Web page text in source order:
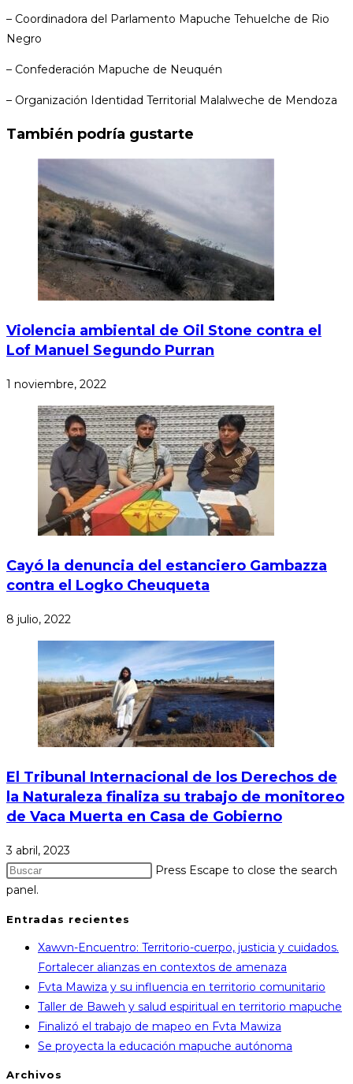
– Coordinadora del Parlamento Mapuche Tehuelche de Rio
Negro
– Confederación Mapuche de Neuquén
– Organización Identidad Territorial Malalweche de Mendoza
También podría gustarte
Violencia ambiental de Oil Stone contra el
Lof Manuel Segundo Purran
1 noviembre, 2022
Cayó la denuncia del estanciero Gambazza
contra el Logko Cheuqueta
8 julio, 2022
El Tribunal Internacional de los Derechos de
la Naturaleza finaliza su trabajo de monitoreo
de Vaca Muerta en Casa de Gobierno
3 abril, 2023
Press Escape to close the search
panel.
Entradas recientes
Xawvn-Encuentro: Territorio-cuerpo, justicia y cuidados.
Fortalecer alianzas en contextos de amenaza
Fvta Mawiza y su influencia en territorio comunitario
Taller de Baweh y salud espiritual en territorio mapuche
Finalizó el trabajo de mapeo en Fvta Mawiza
Se proyecta la educación mapuche autónoma
Archivos